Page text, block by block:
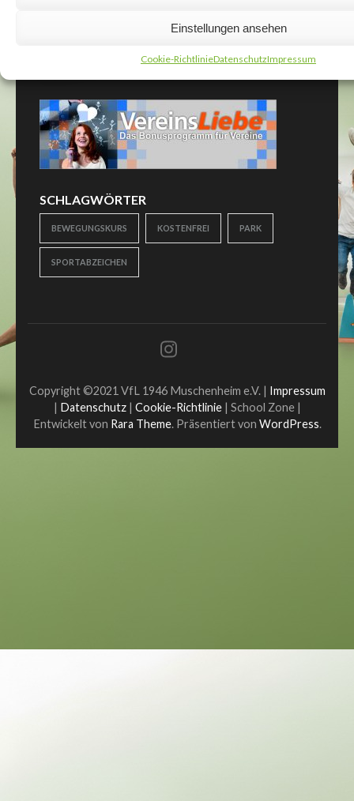
Einstellungen ansehen
Cookie-RichtlinieDatenschutzImpressum
SCHLAGWÖRTER
BEWEGUNGSKURS KOSTENFREI PARK
SPORTABZEICHEN
Copyright ©2021 VfL 1946 Muschenheim e.V. | Impressum
| Datenschutz| Cookie-Richtlinie| School Zone |
Entwickelt von Rara Theme. Präsentiert von WordPress.